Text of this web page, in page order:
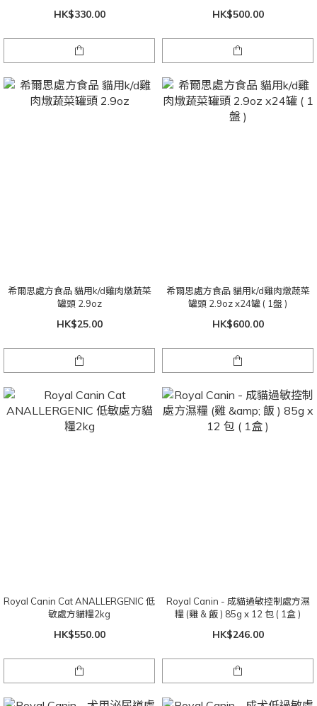
HK$330.00 HK$500.00
希爾思處方食品 貓用k/d雞肉燉蔬菜
罐頭 2.9oz
HK$25.00
希爾思處方食品 貓用k/d雞肉燉蔬菜
罐頭 2.9oz x24罐 ( 1盤 )
HK$600.00
Royal Canin Cat ANALLERGENIC 低
敏處方貓糧2kg
HK$550.00
Royal Canin - 成貓過敏控制處方濕
糧 (雞 & 飯 ) 85g x 12 包 ( 1盒 )
HK$246.00